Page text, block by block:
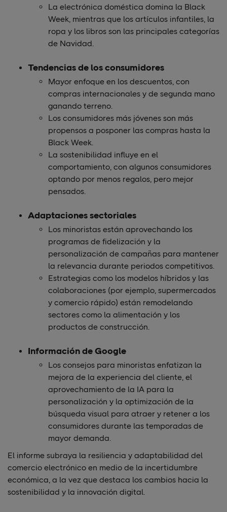
La electrónica doméstica domina la Black
Week, mientras que los artículos infantiles, la
ropa y los libros son las principales categorías
de Navidad.
Tendencias de los consumidores
Mayor enfoque en los descuentos, con
compras internacionales y de segunda mano
ganando terreno.
Los consumidores más jóvenes son más
propensos a posponer las compras hasta la
Black Week.
La sostenibilidad influye en el
comportamiento, con algunos consumidores
optando por menos regalos, pero mejor
pensados.
Adaptaciones sectoriales
Los minoristas están aprovechando los
programas de fidelización y la
personalización de campañas para mantener
la relevancia durante periodos competitivos.
Estrategias como los modelos híbridos y las
colaboraciones (por ejemplo, supermercados
y comercio rápido) están remodelando
sectores como la alimentación y los
productos de construcción.
Información de Google
Los consejos para minoristas enfatizan la
mejora de la experiencia del cliente, el
aprovechamiento de la IA para la
personalización y la optimización de la
búsqueda visual para atraer y retener a los
consumidores durante las temporadas de
mayor demanda.
El informe subraya la resiliencia y adaptabilidad del
comercio electrónico en medio de la incertidumbre
económica, a la vez que destaca los cambios hacia la
sostenibilidad y la innovación digital.